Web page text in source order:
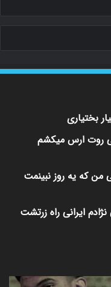
بختیاری
روت ارس میکشم
من که یه روز نبینمت
ایرانی راه زرتشت